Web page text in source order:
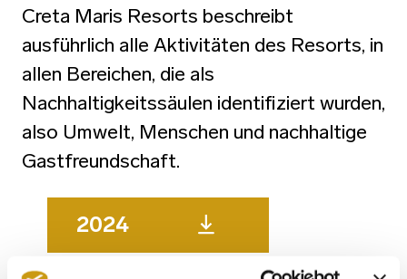
Creta Maris Resorts beschreibt
ausführlich alle Aktivitäten des Resorts, in
allen Bereichen, die als
Nachhaltigkeitssäulen identifiziert wurden,
also Umwelt, Menschen und nachhaltige
Gastfreundschaft.
2024